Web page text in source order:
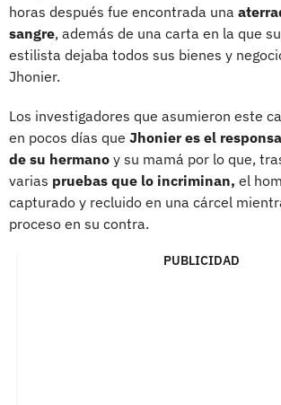
horas después fue encontrada una
sangre, además de una carta en la que
estilista dejaba todos sus bienes y
Jhonier.
Los investigadores que asumieron este
en pocos días que Jhonier es el
de su hermano y su mamá por lo que,
varias pruebas que lo incriminan, el
capturado y recluido en una cárcel
proceso en su contra.
PUBLICIDAD